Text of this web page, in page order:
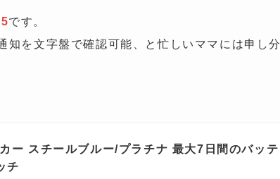
です。
を文字盤で確認可能、と忙しいママには申し
スチールブルー/プラチナ 最大7日間のバッテ
チ